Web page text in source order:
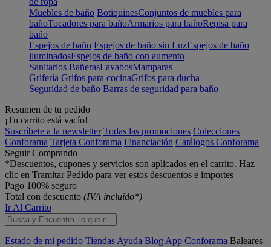
Muebles de baño BotiquinesConjuntos de muebles para
bañoTocadores para bañoArmarios para bañoRepisa para
baño
Espejos de baño Espejos de baño sin LuzEspejos de baño
iluminadosEspejos de baño con aumento
Sanitarios BañerasLavabosMamparas
Grifería Grifos para cocinaGrifos para ducha
Seguridad de baño Barras de seguridad para baño
Resumen de tu pedido
¡Tu carrito está vacío!
Suscríbete a la newsletter Todas las promociones Colecciones
Conforama Tarjeta Conforama Financiación Catálogos Conforama
Seguir Comprando
*Descuentos, cupones y servicios son aplicados en el carrito. Haz
clic en Tramitar Pedido para ver estos descuentos e importes
Pago 100% seguro
Total con descuento (IVA incluido*)
Ir Al Carrito
Estado de mi pedido Tiendas Ayuda Blog App Conforama Baleares